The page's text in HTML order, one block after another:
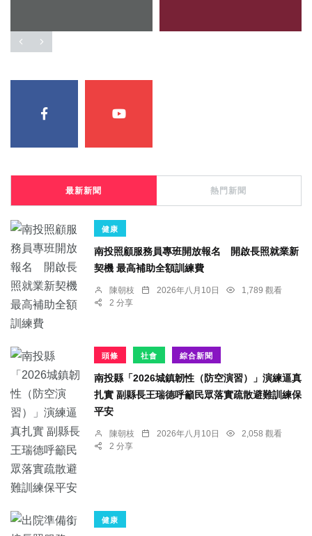
最新新聞 熱門新聞
健康
南投照顧服務員專班開放報名 開啟長照就業新
契機 最高補助全額訓練費
陳朝枝 2026年八月10日
1,789 觀看
2 分享
頭條 社會 綜合新聞
南投縣「2026城鎮韌性（防空演習）」演練逼真
扎實 副縣長王瑞德呼籲民眾落實疏散避難訓練保
平安
陳朝枝 2026年八月10日
2,058 觀看
2 分享
健康